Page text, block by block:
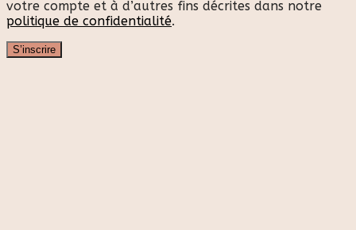
votre compte et à d’autres fins décrites dans notre
politique de confidentialité.
S’inscrire